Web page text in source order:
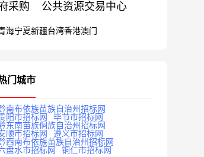
采购 公共资源交易中心
海宁夏新疆台湾香港澳门
门城市
南布依族苗族自治州招标网
阳市招标网
毕节市招标网
东南苗族侗族自治州招标网
顺市招标网
遵义市招标网
西南布依族苗族自治州招标网
盘水市招标网
铜仁市招标网